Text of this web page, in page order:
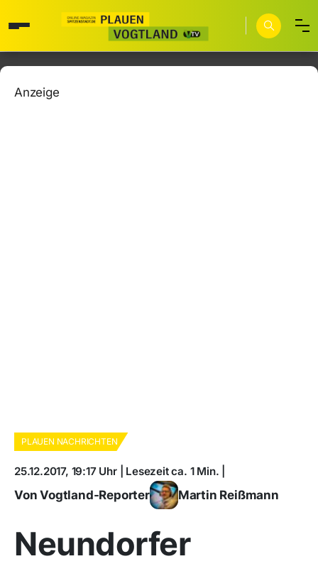
Anzeige
PLAUEN NACHRICHTEN
25.12.2017, 19:17 Uhr | Lesezeit ca. 1 Min. |
Von Vogtland-Reporter Martin Reißmann
Neundorfer